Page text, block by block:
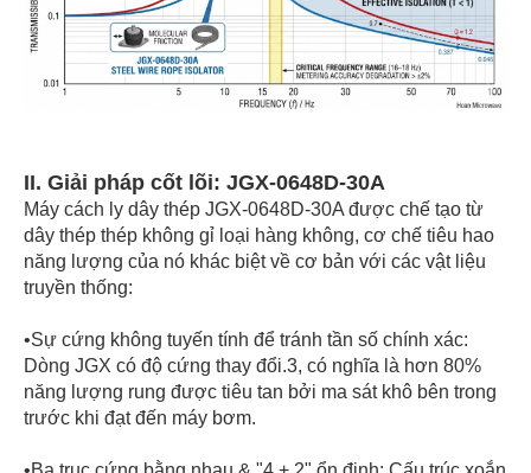
II. Giải pháp cốt lõi: JGX-0648D-30A
Máy cách ly dây thép JGX-0648D-30A được chế tạo từ
dây thép thép không gỉ loại hàng không, cơ chế tiêu hao
năng lượng của nó khác biệt về cơ bản với các vật liệu
truyền thống:
•Sự cứng không tuyến tính để tránh tần số chính xác:
Dòng JGX có độ cứng thay đổi.3, có nghĩa là hơn 80%
năng lượng rung được tiêu tan bởi ma sát khô bên trong
trước khi đạt đến máy bơm.